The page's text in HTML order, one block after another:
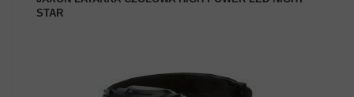
STAR
ZOBACZ PRODUKT